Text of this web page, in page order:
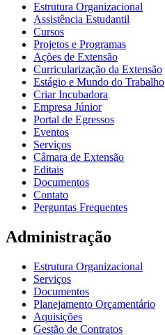
Estrutura Organizacional
Assistência Estudantil
Cursos
Projetos e Programas
Ações de Extensão
Curricularização da Extensão
Estágio e Mundo do Trabalho
Criar Incubadora
Empresa Júnior
Portal de Egressos
Eventos
Serviços
Câmara de Extensão
Editais
Documentos
Contato
Perguntas Frequentes
Administração
Estrutura Organizacional
Serviços
Documentos
Planejamento Orçamentário
Aquisições
Gestão de Contratos